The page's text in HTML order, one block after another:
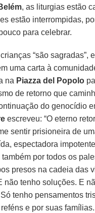
, as liturgias estão
estão interrompidas,
para celebrar.
“são sagradas”,
uma carta à
na Piazza del Popolo
de retorno que
do genocídio
escreveu: “O eterno
sentir prisioneira de
espectadora
também por todos os
presos na cadeia das
não tenho soluções. E
tenho pensamentos
e por suas